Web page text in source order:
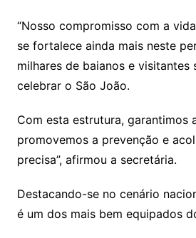
“Nosso compromisso com a
se fortalece ainda mais neste
milhares de baianos e visitantes
celebrar o São João.
Com esta estrutura, garantimos
promovemos a prevenção e
precisa”, afirmou a secretária.
Destacando-se no cenário
é um dos mais bem equipados